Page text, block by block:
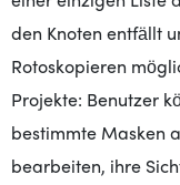
den Knoten entfällt
Rotoskopieren
Projekte: Benutzer
bestimmte Masken
bearbeiten, ihre